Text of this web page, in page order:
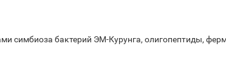
симбиоза бактерий ЭМ-Курунга, олигопептиды,